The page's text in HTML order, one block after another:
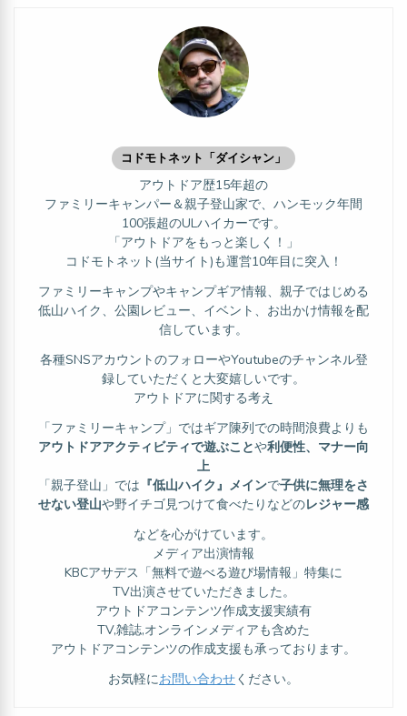
コドモトネット「ダイシャン」
アウトドア歴15年超の
ファミリーキャンパー＆親子登山家で、ハンモック年間
100張超のULハイカーです。
「アウトドアをもっと楽しく！」
コドモトネット(当サイト)も運営10年目に突入！
ファミリーキャンプやキャンプギア情報、親子ではじめる
低山ハイク、公園レビュー、イベント、お出かけ情報を配
信しています。
各種SNSアカウントのフォローやYoutubeのチャンネル登
録していただくと大変嬉しいです。
アウトドアに関する考え
「ファミリーキャンプ」ではギア陳列での時間浪費よりも
アウトドアアクティビティで遊ぶことや利便性、マナー向
上
「親子登山」では 『低山ハイク』メインで子供に無理をさ
せない登山や野イチゴ見つけて食べたりなどのレジャー感
などを心がけています。
メディア出演情報
KBCアサデス「無料で遊べる遊び場情報」特集に
TV出演させていただきました。
アウトドアコンテンツ作成支援実績有
TV,雑誌,オンラインメディアも含めた
アウトドアコンテンツの作成支援も承っております。
お気軽にお問い合わせください。